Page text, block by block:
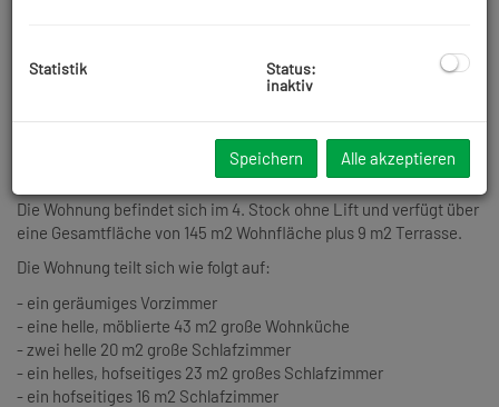
Beschreibung
Zur Vermietung gelangt eine sehr gut geschnittene separat
begehbare 5-Zimmer Wohnung in einem gepflegten Altbauhaus
in Wien Alsergrund, Nähe Nussdorfer Straße U-Bahn!
Die Wohnung befindet sich im 4. Stock ohne Lift und verfügt über
eine Gesamtfläche von 145 m2 Wohnfläche plus 9 m2 Terrasse.
Die Wohnung teilt sich wie folgt auf:
- ein geräumiges Vorzimmer
- eine helle, möblierte 43 m2 große Wohnküche
- zwei helle 20 m2 große Schlafzimmer
- ein helles, hofseitiges 23 m2 großes Schlafzimmer
- ein hofseitiges 16 m2 Schlafzimmer
Statistik
Status:
inaktiv
Speichern Alle akzeptieren